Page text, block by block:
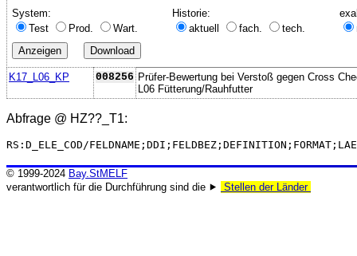
System:
Test
Prod. Wart.
Historie:
aktuell
fach. tech.
K17_L06_KP 008256 Prüfer-Bewertung bei Verstoß gegen Cross
L06 Fütterung/Rauhfutter
Abfrage @ HZ??_T1:
RS:D_ELE_COD/
© 1999-2024 Bay.StMELF
verantwortlich für die Durchführung sind die ⯈
Stellen der Länder